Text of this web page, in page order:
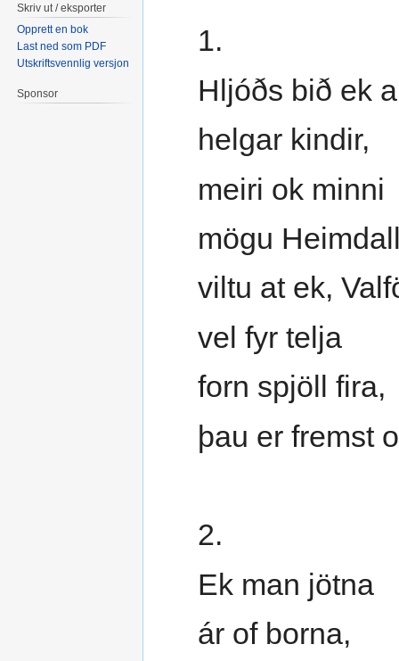
1.
Hljóðs bið ek
helgar kindir,
meiri ok minni
mögu
viltu at ek,
vel fyr telja
forn spjöll fira,
þau er fremst
2.
Ek man jötna
ár of borna,
Skriv ut / eksporter
Opprett en bok
Last ned som PDF
Utskriftsvennlig versjon
Sponsor